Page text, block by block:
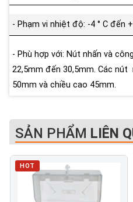
- Phạm vi nhiệt độ: -4 ° C đến
- Phù hợp với: Nút nhấn và
22,5mm đến 30,5mm. Các
50mm và chiều cao 45mm.
SẢN PHẨM LIÊN
HOT